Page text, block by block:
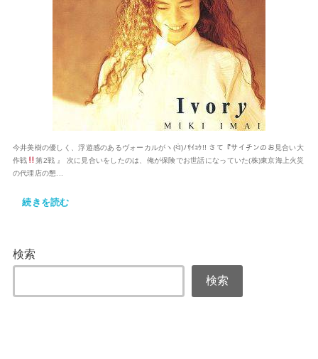
今井美樹の優しく、浮遊感のあるヴォーカルがヽ(ᐛ)ﾉｻｲｺｳ!! さて『サイチンのお見合い大
作戦
第2戦 』 次に見合いをしたのは、俺が保険でお世話になっていた(株)東京海上火災
の代理店の懇...
続きを読む
検索
検索